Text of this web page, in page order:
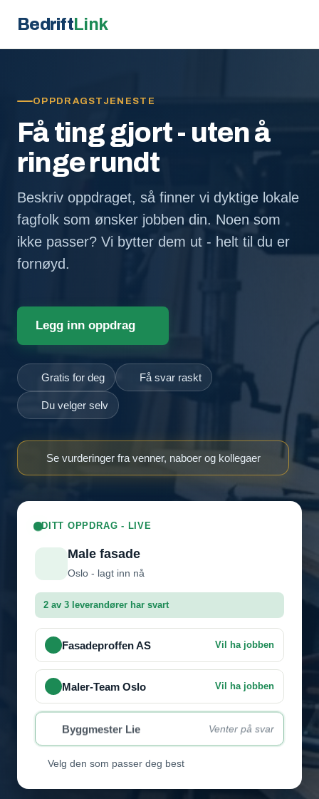
BedriftLink
OPPDRAGSTJENESTE
Få ting gjort - uten å
ringe rundt
Beskriv oppdraget, så finner vi dyktige lokale
fagfolk som ønsker jobben din. Noen som
ikke passer? Vi bytter dem ut - helt til du er
fornøyd.
Legg inn oppdrag
Gratis for deg Få svar raskt
Du velger selv
Se vurderinger fra venner, naboer og kollegaer
DITT OPPDRAG - LIVE
Male fasade
Oslo - lagt inn nå
2 av 3 leverandører har svart
Fasadeproffen AS Vil ha jobben
Maler-Team Oslo Vil ha jobben
Byggmester Lie Venter på svar
Velg den som passer deg best